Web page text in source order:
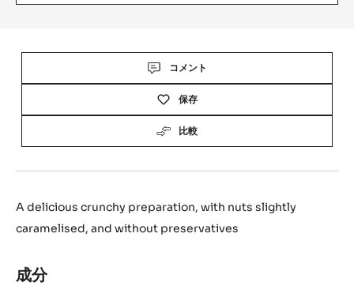
コメント
保存
比較
A delicious crunchy preparation, with nuts slightly
caramelised, and without preservatives
成分